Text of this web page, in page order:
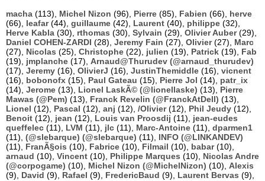
macha (113), Michel Nizon (96), Pierre (85), Fabien (66), herve
(66), leafar(44), guillaume (42), Laurent (40), philippe (32),
Herve Kabla (30), rthomas (30), Sylvain (29), Olivier Auber(29),
Daniel COHEN-ZARDI (28), Jeremy Fain (27), Olivier(27), Marc
(27), Nicolas (25), Christophe (22), julien (19), Patrick (19), Fab
(19), jmplanche (17), Arnaud@Thurudev (@arnaud_thurudev)
(17), Jeremy (16), OlivierJ (16), JustinThemiddle (16), vicnent
(16), bobonofx (15), Paul Gateau (15), Pierre Jol (14), patr_ix
(14), Jerome (13), Lionel LaskÃ© (@lionellaske) (13), Pierre
Mawas (@Pem) (13), Franck Revelin (@FranckAtDell) (13),
Lionel (12), Pascal (12), anj (12), /Olivier(12), Phil Jeudy (12),
Benoit (12), jean (12), Louis van Proosdij (11), jean-eudes
queffelec (11), LVM (11), jlc (11), Marc-Antoine (11), dparmen1
(11), (@slebarque) (@slebarque) (11), INFO (@LINKANDEV)
(11), FranÃ§ois (10), Fabrice (10), Filmail (10), babar(10),
arnaud (10), Vincent (10), Philippe Marques (10), Nicolas Andre
(@corpogame) (10), Michel Nizon (@MichelNizon) (10), Alexis
(9), David (9), Rafael (9), FredericBaud (9), Laurent Bervas (9),